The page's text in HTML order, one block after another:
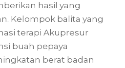
hasil yang
Kelompok balita yang
terapi Akupresur
buah pepaya
berat badan